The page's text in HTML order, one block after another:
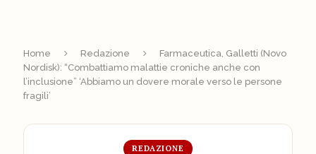
Home Redazione
Farmaceutica, Galletti (Novo
Nordisk): “Combattiamo malattie croniche anche con
l’inclusione” ‘Abbiamo un dovere morale verso le persone
fragili’
REDAZIONE